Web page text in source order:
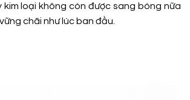
kim loại không còn được sang bóng nữa
chãi như lúc ban đầu.